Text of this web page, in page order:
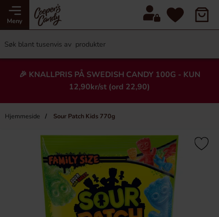
Meny
🎉 KNALLPRIS PÅ SWEDISH CANDY 100G - KUN
12,90kr/st (ord 22,90)
Hjemmeside Sour Patch Kids 770g
Heading
×